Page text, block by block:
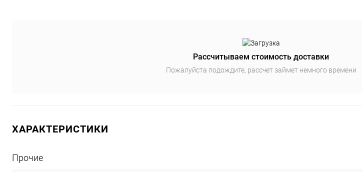
Рассчитываем стоимость доставки
Пожалуйста подождите, рассчет займет немного времени
ХАРАКТЕРИСТИКИ
Прочие